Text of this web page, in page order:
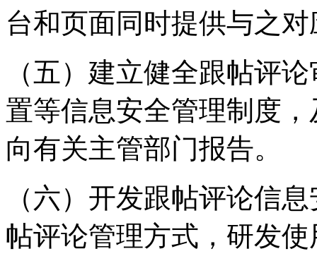
台和页面同时提供与之
（五）建立健全跟帖评
置等信息安全管理制度
向有关主管部门报告。
（六）开发跟帖评论信
帖评论管理方式，研发